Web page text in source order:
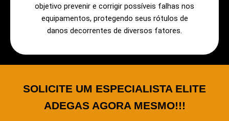
objetivo prevenir e corrigir possíveis falhas nos
equipamentos, protegendo seus rótulos de
danos decorrentes de diversos fatores.
SOLICITE UM ESPECIALISTA ELITE
ADEGAS AGORA MESMO!!!